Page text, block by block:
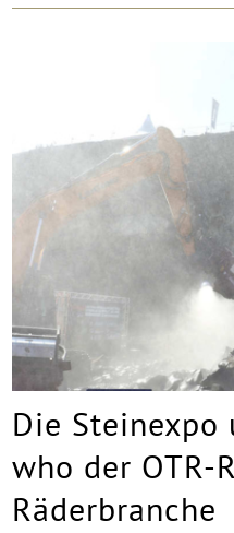
Die Steinexpo
who der OTR-
Räderbranche